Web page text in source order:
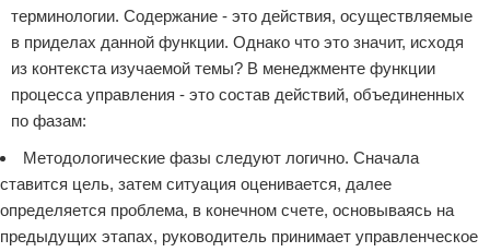
терминологии. Содержание - это действия, осуществляемые
в приделах данной функции. Однако что это значит, исходя
из контекста изучаемой темы? В менеджменте функции
процесса управления - это состав действий, объединенных
по фазам:
Методологические фазы следуют логично. Сначала
ставится цель, затем ситуация оценивается, далее
определяется проблема, в конечном счете, основываясь на
предыдущих этапах, руководитель принимает управленческое